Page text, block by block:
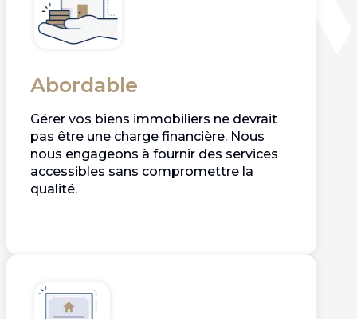
Abordable
Gérer vos biens immobiliers ne devrait
pas être une charge financière. Nous
nous engageons à fournir des services
accessibles sans compromettre la
qualité.